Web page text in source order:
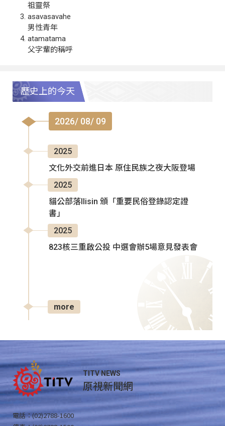
祖靈祭
asavasavahe
男性青年
atamatama
父字輩的稱呼
歷史上的今天
2026/ 08/ 09
2025
文化外交前進日本 原住民族之夜大阪登場
2025
貓公部落Ilisin 頒「重要民俗登錄認定證
書」
2025
823核三重啟公投 中選會辦5場意見發表會
more
TITV NEWS
原視新聞網
電話：(02)2788-1600